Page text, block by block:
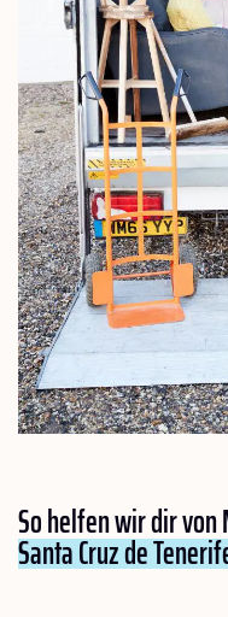
So helfen wir dir
Santa Cruz de